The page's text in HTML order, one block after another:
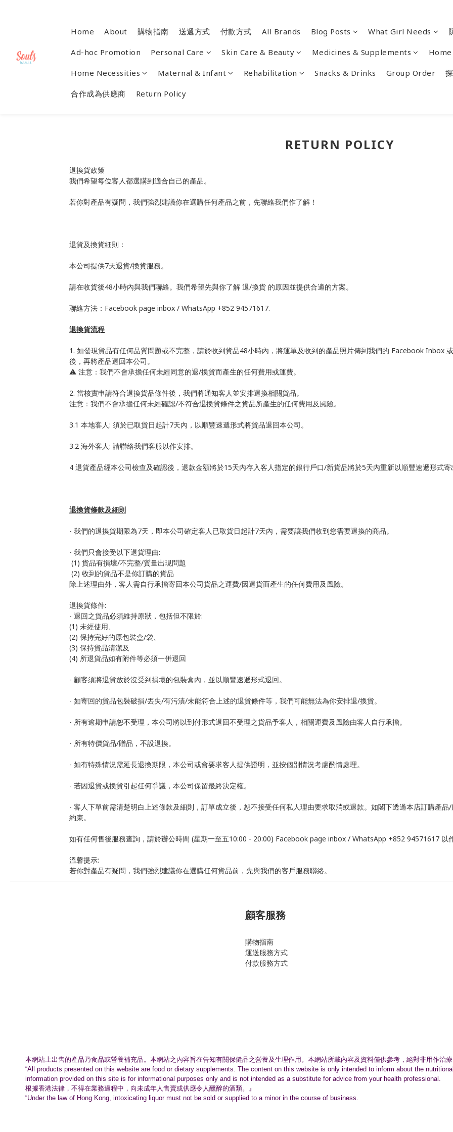
Home About 購物指南 送遞方式 付款方式 All Brands Blog Posts What Girl Needs
Ad-hoc Promotion Personal Care Skin Care & Beauty Medicines & Supplements
Home Necessities Maternal & Infant Rehabilitation Snacks & Drinks Group Order
合作成為供應商 Return Policy
RETURN POLICY
退換貨政策
我們希望每位客人都選購到適合自己的產品。
若你對產品有疑問，我們強烈建議你在選購任何產品之前，先聯絡我們作了解！
退貨及換貨細則：
本公司提供7天退貨/換貨服務。
請在收貨後48小時內與我們聯絡。我們希望先與你了解 退/換貨 的原因並提供合適的方案。
聯絡方法：Facebook page inbox / WhatsApp +852 94571617.
退換貨流程
1. 如發現貨品有任何品質問題或不完整，請於收到貨品48小時內，將運單及收到的產品照片傳到我們的 Facebook Inbox
後，再將產品退回本公司。
⚠️ 注意：我們不會承擔任何未經同意的退/換貨而產生的任何費用或運費。
2. 當核實申請符合退換貨品條件後，我們將通知客人並安排退換相關貨品。
注意：我們不會承擔任何未經確認/不符合退換貨條件之貨品所產生的任何費用及風險。
3.1 本地客人: 須於已取貨日起計7天內，以順豐速遞形式將貨品退回本公司。
3.2 海外客人: 請聯絡我們客服以作安排。
4 退貨產品經本公司檢查及確認後，退款金額將於15天內存入客人指定的銀行戶口/新貨品將於5天內重新以順豐速遞形式寄
退換貨條款及細則
- 我們的退換貨期限為7天，即本公司確定客人已取貨日起計7天內，需要讓我們收到您需要退換的商品。
- 我們只會接受以下退貨理由:
(1) 貨品有損壞/不完整/質量出現問題
(2) 收到的貨品不是你訂購的貨品
除上述理由外，客人需自行承擔寄回本公司貨品之運費/因退貨而產生的任何費用及風險。
退換貨條件:
- 退回之貨品必須維持原狀，包括但不限於:
(1) 未經使用、
(2) 保持完好的原包裝盒/袋、
(3) 保持貨品清潔及
(4) 所退貨品如有附件等必須一併退回
- 顧客須將退貨放於沒受到損壞的包裝盒內，並以順豐速遞形式退回。
- 如寄回的貨品包裝破損/丟失/有污漬/未能符合上述的退貨條件等，我們可能無法為你安排退/換貨。
- 所有逾期申請恕不受理，本公司將以到付形式退回不受理之貨品予客人，相關運費及風險由客人自行承擔。
- 所有特價貨品/贈品，不設退換。
- 如有特殊情況需延長退換期限，本公司或會要求客人提供證明，並按個別情況考慮酌情處理。
- 若因退貨或換貨引起任何爭議，本公司保留最終決定權。
- 客人下單前需清楚明白上述條款及細則，訂單成立後，恕不接受任何私人理由要求取消或退款。如閣下透過本店訂購產
約束。
如有任何售後服務查詢，請於辦公時間 (星期一至五10:00 - 20:00) Facebook page inbox / WhatsApp +852 94571617
溫馨提示:
若你對產品有疑問，我們強烈建議你在選購任何貨品前，先與我們的客戶服務聯絡。
顧客服務
購物指南
運送服務方式
付款服務方式
本網站上出售的產品乃食品或營養補充品。 本網站之內容旨在告知有關保健品之營養及生理作用。 本網站所載內容及資料僅供參考，絕對非用作治
“All products presented on this website are food or dietary supplements. The content on this website is only intended to inform about the
information provided on this site is for informational purposes only and is not intended as a substitute for advice from your health professional.
根據香港法律，不得在業務過程中， 向未成年人售賣或供應令人醺醉的酒類。』
“Under the law of Hong Kong, intoxicating liquor must not be sold or supplied to a minor in the course of business.